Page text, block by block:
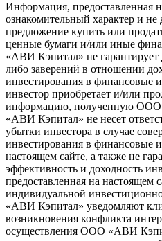
Информация, предоставленная
ознакомительный характер и не
предложение купить или
ценные бумаги и/или иные
«АВИ Кэпитал» не гарантирует
либо заверений в отношении
инвестирования в финансовые
инвестор приобретает и/или
информацию, полученную
«АВИ Кэпитал» не несет
убытки инвестора в случае
инвестирования в финансовые
настоящем сайте, а также не
эффективность и доходность
предоставленная на настоящем
индивидуальной
«АВИ Кэпитал» уведомляют
возникновения конфликта
осуществления ООО «АВИ